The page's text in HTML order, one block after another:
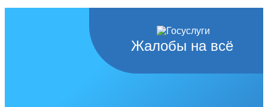
Жалобы на всё